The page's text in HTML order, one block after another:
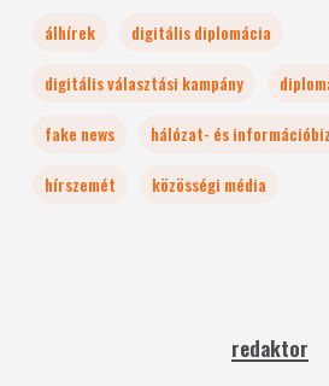
álhírek
digitális diplomácia
digitális választási kampány
fake news
hálózat- és
hírszemét
közösségi média
redaktor